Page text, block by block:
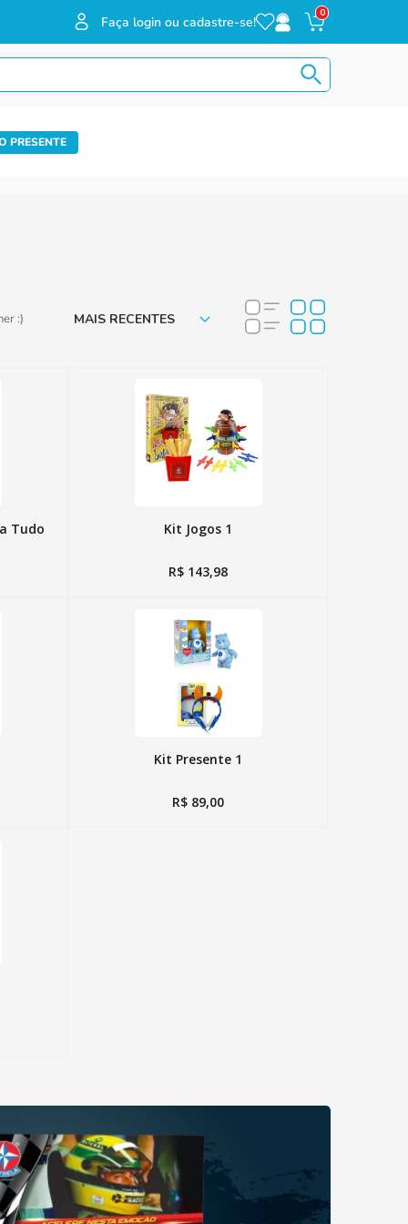
Faça login ou cadastre-se!
0
PRESENTE
MAIS RECENTES
Tudo Kit Jogos 1
R$ 143,98
Kit Presente 1
R$ 89,00